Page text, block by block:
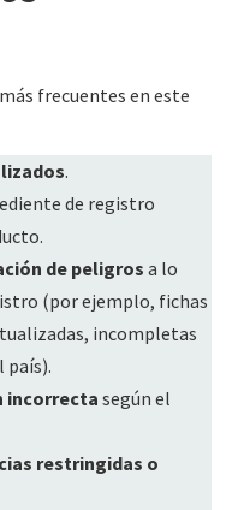
frecuentes en este
.
de registro
de peligros a lo
(por ejemplo, fichas
incompletas
país).
incorrecta según el
restringidas o